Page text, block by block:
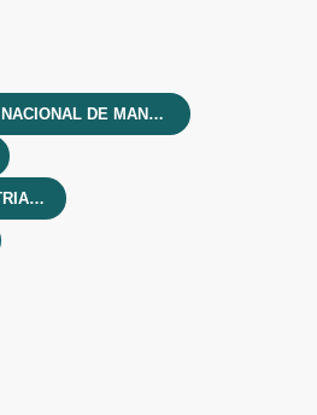
SERVICIO NACIONAL DE MANEJO DEL FUEGO
INCENDIO EN PUERTO PATRIADA